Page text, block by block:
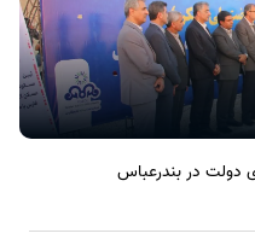
در بندرعباس